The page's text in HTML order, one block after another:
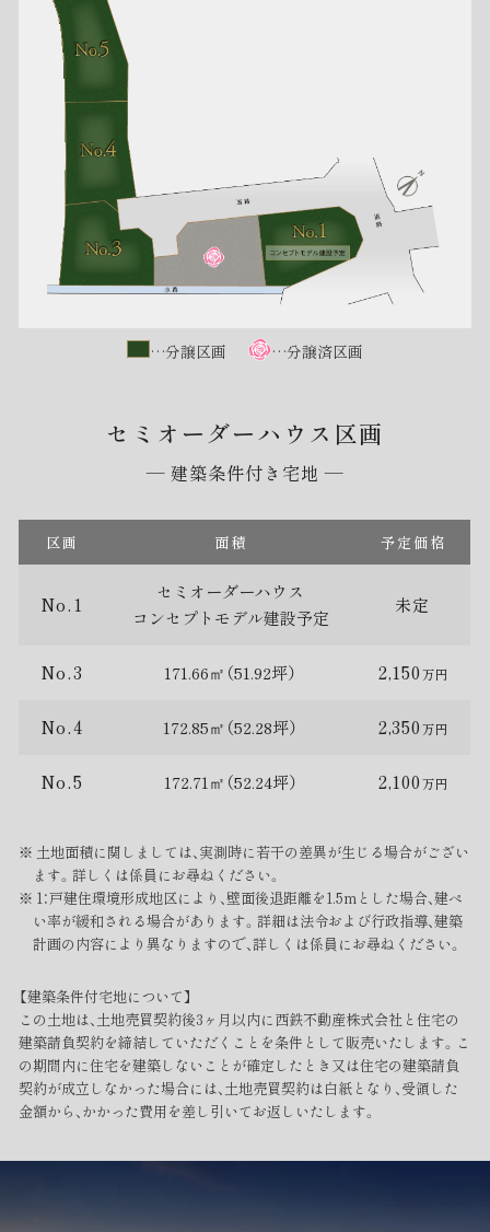
…分譲区画 …分譲済区画
セミオーダーハウス区画
建築条件付き宅地
区画 面積 予定価格
No.1
セミオーダーハウス
コンセプトモデル建設予定
未定
No.3 171.66㎡（51.92坪） 2,150万円
No.4 172.85㎡（52.28坪） 2,350万円
No.5 172.71㎡（52.24坪） 2,100万円
土地面積に関しましては、実測時に若干の差異が生じる場合がござい
ます。詳しくは係員にお尋ねください。
1：戸建住環境形成地区により、壁面後退距離を1.5mとした場合、建ぺ
い率が緩和される場合があります。詳細は法令および行政指導、建築
計画の内容により異なりますので、詳しくは係員にお尋ねください。
【建築条件付宅地について】
この土地は、土地売買契約後3ヶ月以内に西鉄不動産株式会社と住宅の
建築請負契約を締結していただくことを条件として販売いたします。こ
の期間内に住宅を建築しないことが確定したとき又は住宅の建築請負
契約が成立しなかった場合には、土地売買契約は白紙となり、受領した
金額から、かかった費用を差し引いてお返しいたします。